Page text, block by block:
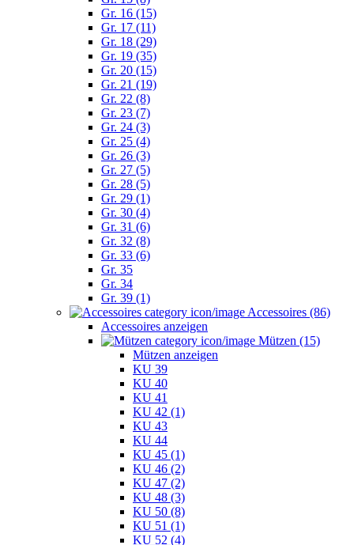
Gr. 16 (15)
Gr. 17 (11)
Gr. 18 (29)
Gr. 19 (35)
Gr. 20 (15)
Gr. 21 (19)
Gr. 22 (8)
Gr. 23 (7)
Gr. 24 (3)
Gr. 25 (4)
Gr. 26 (3)
Gr. 27 (5)
Gr. 28 (5)
Gr. 29 (1)
Gr. 30 (4)
Gr. 31 (6)
Gr. 32 (8)
Gr. 33 (6)
Gr. 35
Gr. 34
Gr. 39 (1)
Accessoires (86)
Accessoires anzeigen
Mützen (15)
Mützen anzeigen
KU 39
KU 40
KU 41
KU 42 (1)
KU 43
KU 44
KU 45 (1)
KU 46 (2)
KU 47 (2)
KU 48 (3)
KU 50 (8)
KU 51 (1)
KU 52 (4)